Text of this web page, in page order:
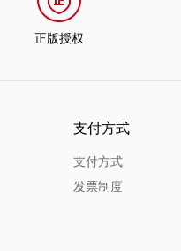
正版授权
支付方式
支付方式
发票制度